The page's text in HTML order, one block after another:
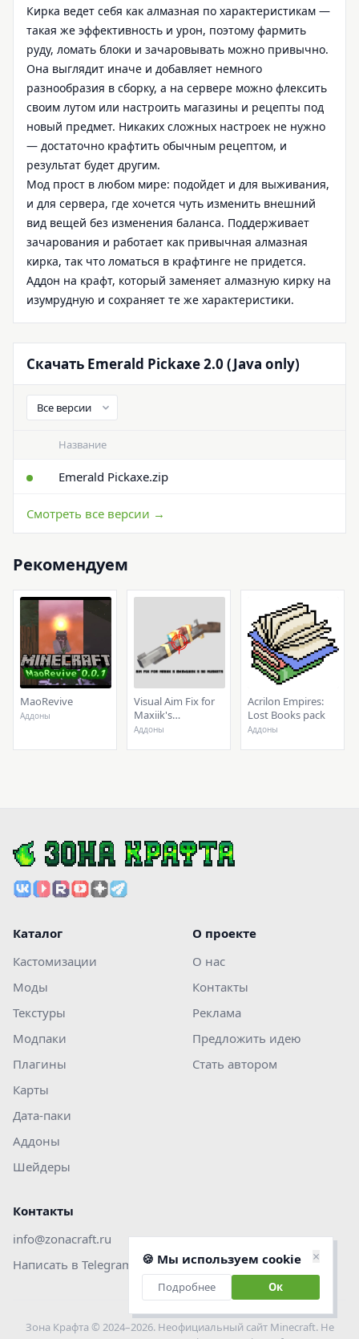
Кирка ведет себя как алмазная по характеристикам —
такая же эффективность и урон, поэтому фармить
руду, ломать блоки и зачаровывать можно привычно.
Она выглядит иначе и добавляет немного
разнообразия в сборку, а на сервере можно флексить
своим лутом или настроить магазины и рецепты под
новый предмет. Никаких сложных настроек не нужно
— достаточно крафтить обычным рецептом, и
результат будет другим.
Мод прост в любом мире: подойдет и для выживания,
и для сервера, где хочется чуть изменить внешний
вид вещей без изменения баланса. Поддерживает
зачарования и работает как привычная алмазная
кирка, так что ломаться в крафтинге не придется.
Аддон на крафт, который заменяет алмазную кирку на
изумрудную и сохраняет те же характеристики.
Скачать Emerald Pickaxe 2.0 (Java only)
Название
Emerald Pickaxe.zip
Смотреть все версии →
Рекомендуем
MaoRevive
Аддоны
Visual Aim Fix for
Maxiik's
Ewewukek's ЗD
Аддоны
Acrilon Empires:
Lost Books pack
Аддоны
Каталог
Кастомизации
Моды
Текстуры
Модпаки
Плагины
Карты
Дата-паки
Аддоны
Шейдеры
О проекте
О нас
Контакты
Реклама
Предложить идею
Стать автором
Контакты
info@zonacraft.ru
Написать в Telegram
Зона Крафта © 2024–2026. Неофициальный сайт Minecraft. Не
🍪 Мы используем cookie ×
Подробнее Ок